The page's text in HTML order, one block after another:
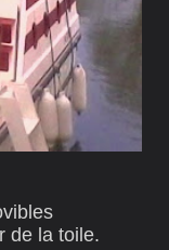
de la toile.